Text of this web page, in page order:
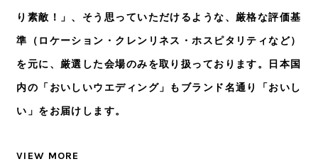
り素敵！」、そう思っていただけるような、厳格な評価基
準（ロケーション・クレンリネス・ホスピタリティなど）
を元に、厳選した会場のみを取り扱っております。日本国
内の「おいしいウエディング」もブランド名通り「おいし
い」をお届けします。
VIEW MORE